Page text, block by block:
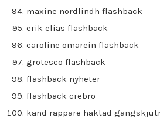
maxine nordlindh flashback
erik elias flashback
caroline omarein flashback
grotesco flashback
flashback nyheter
flashback örebro
känd rappare häktad